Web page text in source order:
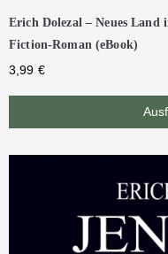
Erich Dolezal – Neues Land
Fiction-Roman (eBook)
3,99 €